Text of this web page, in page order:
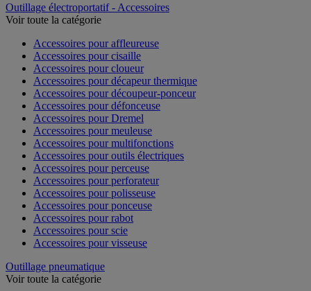
Outillage électroportatif - Accessoires
Voir toute la catégorie
Accessoires pour affleureuse
Accessoires pour cisaille
Accessoires pour cloueur
Accessoires pour décapeur thermique
Accessoires pour découpeur-ponceur
Accessoires pour défonceuse
Accessoires pour Dremel
Accessoires pour meuleuse
Accessoires pour multifonctions
Accessoires pour outils électriques
Accessoires pour perceuse
Accessoires pour perforateur
Accessoires pour polisseuse
Accessoires pour ponceuse
Accessoires pour rabot
Accessoires pour scie
Accessoires pour visseuse
Outillage pneumatique
Voir toute la catégorie